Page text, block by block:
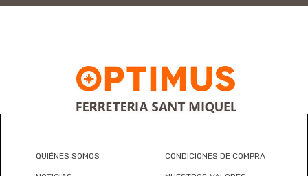
QUIÉNES SOMOS CONDICIONES DE COMPRA